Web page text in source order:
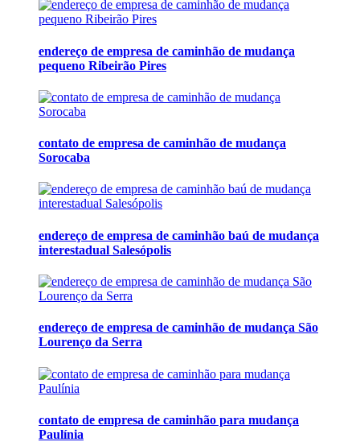
endereço de empresa de caminhão de mudança
pequeno Ribeirão Pires
contato de empresa de caminhão de mudança
Sorocaba
endereço de empresa de caminhão baú de mudança
interestadual Salesópolis
endereço de empresa de caminhão de mudança São
Lourenço da Serra
contato de empresa de caminhão para mudança
Paulínia